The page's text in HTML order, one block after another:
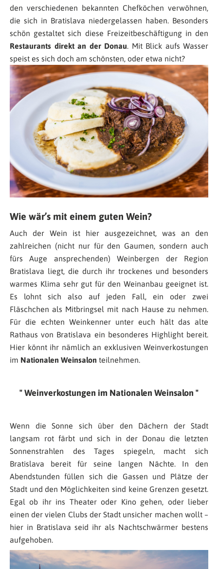
den verschiedenen bekannten Chefköchen verwöhnen,
die sich in Bratislava niedergelassen haben. Besonders
schön gestaltet sich diese Freizeitbeschäftigung in den
Restaurants direkt an der Donau. Mit Blick aufs Wasser
speist es sich doch am schönsten, oder etwa nicht?
Wie wär’s mit einem guten Wein?
Auch der Wein ist hier ausgezeichnet, was an den
zahlreichen (nicht nur für den Gaumen, sondern auch
fürs Auge ansprechenden) Weinbergen der Region
Bratislava liegt, die durch ihr trockenes und besonders
warmes Klima sehr gut für den Weinanbau geeignet ist.
Es lohnt sich also auf jeden Fall, ein oder zwei
Fläschchen als Mitbringsel mit nach Hause zu nehmen.
Für die echten Weinkenner unter euch hält das alte
Rathaus von Bratislava ein besonderes Highlight bereit.
Hier könnt ihr nämlich an exklusiven Weinverkostungen
im Nationalen Weinsalon teilnehmen.
Weinverkostungen im Nationalen Weinsalon
Wenn die Sonne sich über den Dächern der Stadt
langsam rot färbt und sich in der Donau die letzten
Sonnenstrahlen des Tages spiegeln, macht sich
Bratislava bereit für seine langen Nächte. In den
Abendstunden füllen sich die Gassen und Plätze der
Stadt und den Möglichkeiten sind keine Grenzen gesetzt.
Egal ob ihr ins Theater oder Kino gehen, oder lieber
einen der vielen Clubs der Stadt unsicher machen wollt –
hier in Bratislava seid ihr als Nachtschwärmer bestens
aufgehoben.